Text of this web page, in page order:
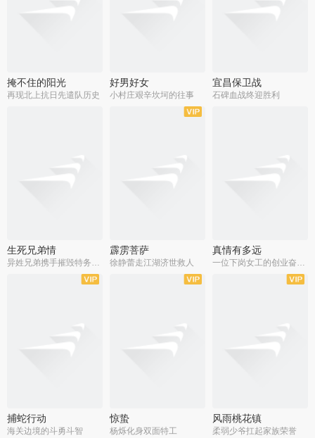
掩不住的阳光
再现北上抗日先遣队历史
好男好女
小村庄艰辛坎坷的往事
宜昌保卫战
石碑血战终迎胜利
生死兄弟情
异姓兄弟携手摧毁特务阴谋
霹雳菩萨
徐静蕾走江湖济世救人
真情有多远
一位下岗女工的创业奋斗史
捕蛇行动
海关边境的斗勇斗智
惊蛰
杨烁化身双面特工
风雨桃花镇
柔弱少爷扛起家族荣誉